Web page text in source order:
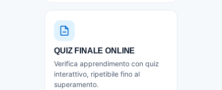
QUIZ FINALE ONLINE
Verifica apprendimento con quiz
interattivo, ripetibile fino al
superamento.